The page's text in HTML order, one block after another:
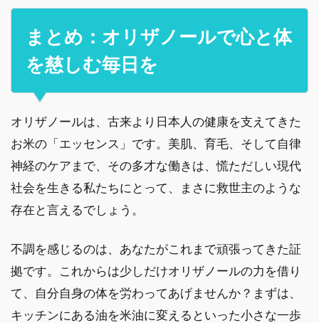
まとめ：オリザノールで心と体
を慈しむ毎日を
オリザノールは、古来より日本人の健康を支えてきた
お米の「エッセンス」です。美肌、育毛、そして自律
神経のケアまで、その多才な働きは、慌ただしい現代
社会を生きる私たちにとって、まさに救世主のような
存在と言えるでしょう。
不調を感じるのは、あなたがこれまで頑張ってきた証
拠です。これからは少しだけオリザノールの力を借り
て、自分自身の体を労わってあげませんか？まずは、
キッチンにある油を米油に変えるといった小さな一歩